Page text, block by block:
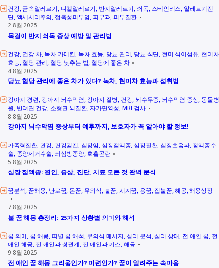
건강 금속알레르기 니켈알레르기 반지알레르기 쇠독 스테인리스 알레르기진
단 액세서리주의 접촉성피부염 피부과 피부질환
2 8월 2025
목걸이 반지 쇠독 증상 예방 및 관리법
건강 건강 차 녹차 카테킨 녹차 효능 당뇨 관리 당뇨 식단 현미 식이섬유 현미차
효능 혈당 관리 혈당 낮추는 법 혈당에 좋은 차
4 8월 2025
당뇨 혈당 관리에 좋은 차가 있다? 녹차, 현미차 효능과 섭취법
강아지 경련 강아지 뇌수막염 강아지 질병 건강 뇌수두증 뇌수막염 증상 동물병
원 반려견 건강 소형견 뇌질환 자가면역성 MRI 검사
8 8월 2025
강아지 뇌수막염 증상부터 예후까지, 보호자가 꼭 알아야 할 정보!
가족력질환 건강 건강검진 심장암 심장점액종 심장질환 심장초음파 점액종수
술 종양제거수술 좌심방종양 호흡곤란
5 8월 2025
심장 점액종: 원인, 증상, 진단, 치료 모든 것 완벽 분석
꿈분석 꿈해몽 난로꿈 돈꿈 무의식 불꿈 시계꿈 용꿈 집불꿈 해몽 해몽상징
7 8월 2025
불 꿈 해몽 총정리: 25가지 상황별 의미와 해석
꿈 의미 꿈 해몽 띠별 꿈 해석 무의식 메시지 심리 분석 심리 상태 전 애인 꿈 전
애인 해몽 전 애인과 성관계 전 애인과 키스 해몽
9 8월 2025
전 애인 꿈 해몽 그리움인가? 미련인가? 꿈이 알려주는 속마음